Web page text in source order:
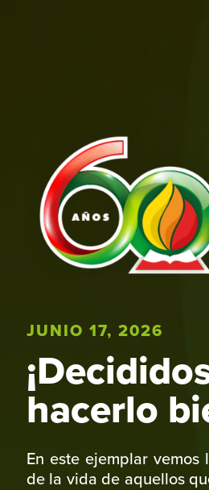
JUNIO 17, 2026
hacerlo
En este ejemplar vemos
de la vida de aquellos